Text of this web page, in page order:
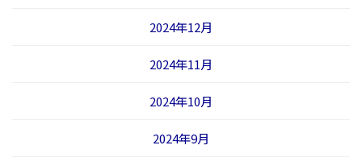
2024年12月
2024年11月
2024年10月
2024年9月